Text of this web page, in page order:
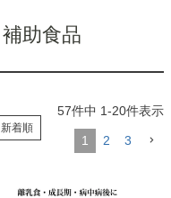
助食品
新着順
57件中 1-20件表示
1 2 3